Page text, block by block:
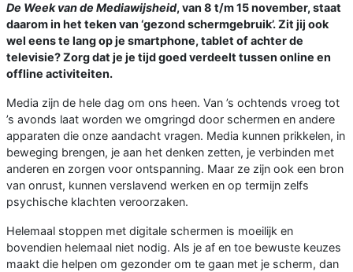
De Week van de Mediawijsheid, van 8 t/m 15 november, staat
daarom in het teken van ‘gezond schermgebruik’. Zit jij ook
wel eens te lang op je smartphone, tablet of achter de
televisie? Zorg dat je je tijd goed verdeelt tussen online en
offline activiteiten.
Media zijn de hele dag om ons heen. Van ’s ochtends vroeg tot
’s avonds laat worden we omgringd door schermen en andere
apparaten die onze aandacht vragen. Media kunnen prikkelen, in
beweging brengen, je aan het denken zetten, je verbinden met
anderen en zorgen voor ontspanning. Maar ze zijn ook een bron
van onrust, kunnen verslavend werken en op termijn zelfs
psychische klachten veroorzaken.
Helemaal stoppen met digitale schermen is moeilijk en
bovendien helemaal niet nodig. Als je af en toe bewuste keuzes
maakt die helpen om gezonder om te gaan met je scherm, dan